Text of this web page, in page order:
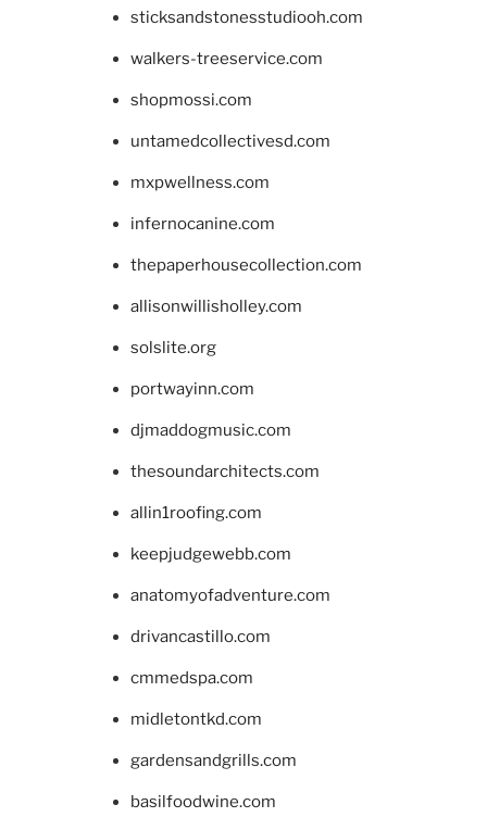
sticksandstonesstudiooh.com
walkers-treeservice.com
shopmossi.com
untamedcollectivesd.com
mxpwellness.com
infernocanine.com
thepaperhousecollection.com
allisonwillisholley.com
solslite.org
portwayinn.com
djmaddogmusic.com
thesoundarchitects.com
allin1roofing.com
keepjudgewebb.com
anatomyofadventure.com
drivancastillo.com
cmmedspa.com
midletontkd.com
gardensandgrills.com
basilfoodwine.com